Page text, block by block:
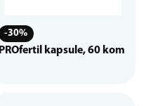
-30%
PROfertil kapsule, 60 kom